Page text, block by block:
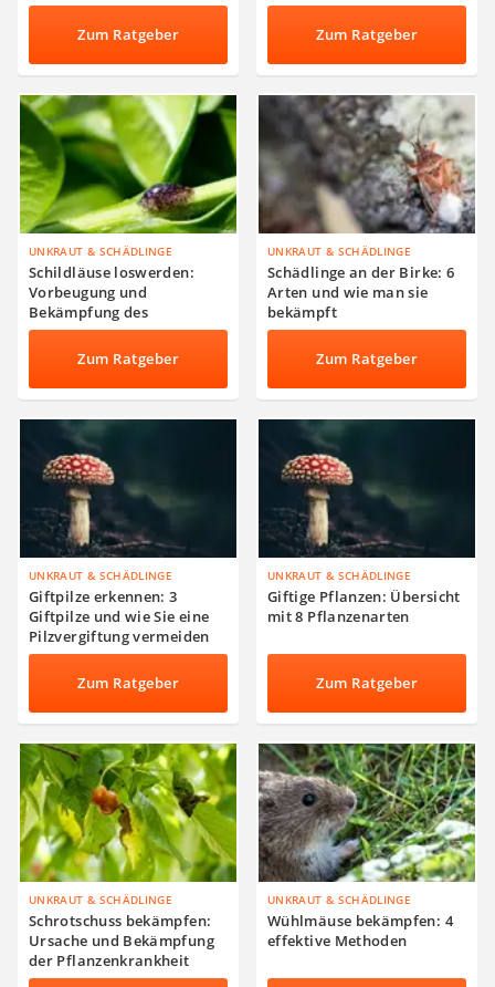
Zum Ratgeber Zum Ratgeber
UNKRAUT & SCHÄDLINGE
Schildläuse loswerden:
Vorbeugung und
Bekämpfung des
Schädlingbefalls
Zum Ratgeber
UNKRAUT & SCHÄDLINGE
Schädlinge an der Birke: 6
Arten und wie man sie
bekämpft
Zum Ratgeber
UNKRAUT & SCHÄDLINGE
Giftpilze erkennen: 3
Giftpilze und wie Sie eine
Pilzvergiftung vermeiden
Zum Ratgeber
UNKRAUT & SCHÄDLINGE
Giftige Pflanzen: Übersicht
mit 8 Pflanzenarten
Zum Ratgeber
UNKRAUT & SCHÄDLINGE
Schrotschuss bekämpfen:
Ursache und Bekämpfung
der Pflanzenkrankheit
UNKRAUT & SCHÄDLINGE
Wühlmäuse bekämpfen: 4
effektive Methoden